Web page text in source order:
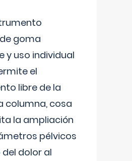
goma
y uso individual
el
libre de la
columna, cosa
la ampliación
pélvicos
del dolor al